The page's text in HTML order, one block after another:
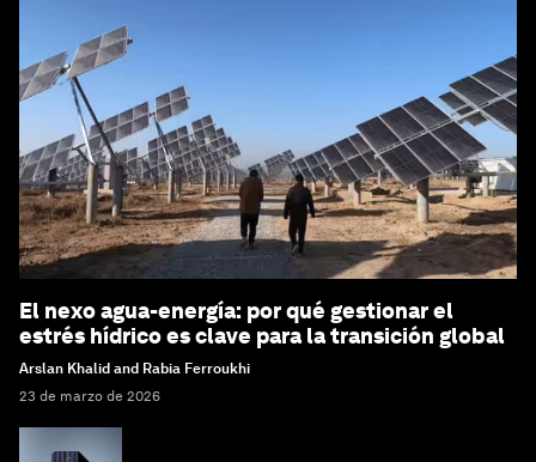
El nexo agua-energía: por qué gestionar el
estrés hídrico es clave para la transición global
Arslan Khalid and Rabia Ferroukhi
23 de marzo de 2026